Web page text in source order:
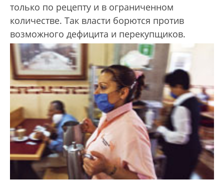
только по рецепту и в ограниченном
количестве. Так власти борются против
возможного дефицита и перекупщиков.